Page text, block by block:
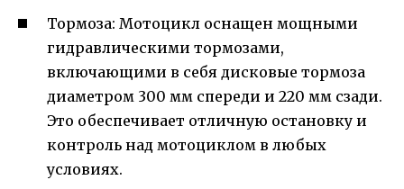
Тормоза: Мотоцикл оснащен мощными
гидравлическими тормозами,
включающими в себя дисковые тормоза
диаметром 300 мм спереди и 220 мм сзади.
Это обеспечивает отличную остановку и
контроль над мотоциклом в любых
условиях.